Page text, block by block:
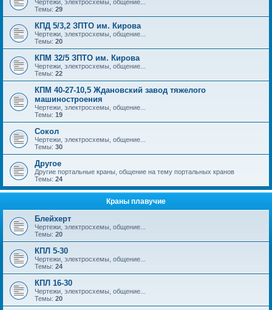
Чертежи, электросхемы, общение...
Темы: 29
КПД 5/3,2 ЗПТО им. Кирова
Чертежи, электросхемы, общение...
Темы: 20
КПМ 32/5 ЗПТО им. Кирова
Чертежи, электросхемы, общение...
Темы: 22
КПМ 40-27-10,5 Ждановский завод тяжелого
машиностроения
Чертежи, электросхемы, общение...
Темы: 19
Сокол
Чертежи, электросхемы, общение...
Темы: 30
Другое
Другие портальные краны, общение на тему портальных кранов
Темы: 24
Краны плавучие
Блейхерт
Чертежи, электросхемы, общение...
Темы: 20
КПЛ 5-30
Чертежи, электросхемы, общение...
Темы: 24
КПЛ 16-30
Чертежи, электросхемы, общение...
Темы: 20